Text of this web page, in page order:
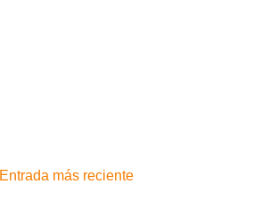
Entrada más reciente